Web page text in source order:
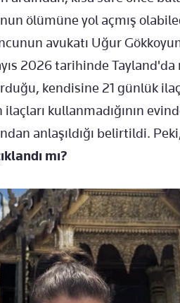
ölümüne yol açmış
avukatı Uğur
2026 tarihinde Tayland'da
kendisine 21 günlük
kullanmadığının
anlaşıldığı belirtildi.
mı?